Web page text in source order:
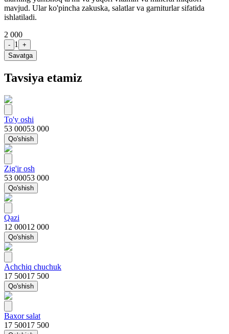
mavjud. Ular ko'pincha zakuska, salatlar va garniturlar sifatida
ishlatiladi.
2 000
- 1
+
Savatga
Tavsiya etamiz
To'y oshi
53 00053 000
Qo'shish
Zig'ir osh
53 00053 000
Qo'shish
Qazi
12 00012 000
Qo'shish
Achchiq chuchuk
17 50017 500
Qo'shish
Baxor salat
17 50017 500